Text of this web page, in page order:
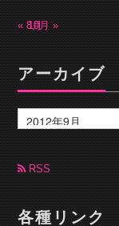
« 8月
10月 »
アーカイブ
ー
カ
ブ RSS
各種リンク